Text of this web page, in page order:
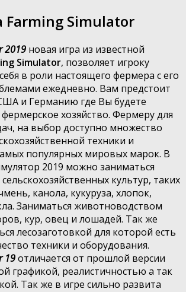
Simulator
2019 новая игра из известной
Simulator, позволяет игроку
в роли настоящего фермера с его
ежедневно. Вам предстоит
и Германию где Вы будете
хозяйство. Фермеру для
на выбор доступно множество
техники и
популярных мировых марок. В
2019 можно заниматься
культур, таких
канола, кукуруза, хлопок,
Заниматься животноводством
кур, овец и лошадей. Так же
лесозаготовкой для которой есть
техники и оборудования.
19отличается от прошлой версии
графикой, реалистичностью а так
Так же в игре сильно развита